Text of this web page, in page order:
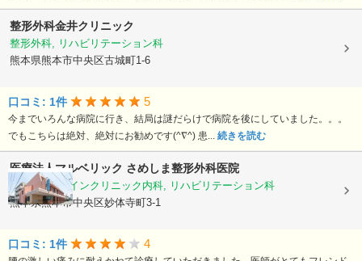
整形外科金井クリニック
整形外科, リハビリテーション科
熊本県熊本市中央区古城町1-6
口コミ: 1件 5
今までいろんな病院に行き、結局は謎だらけで病院を後にしていました。。。
でもこちらは絶対、絶対にお勧めです(^∇^) 患... 続きを読む
医療法人マルベリック さめしま整形外科医院
整形外科, ペインクリニック内科, リハビリテーション科
熊本県熊本市中央区妙体寺町3-1
口コミ: 1件 4